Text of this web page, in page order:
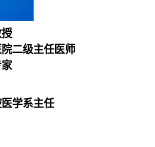
二级主任医师
学系主任